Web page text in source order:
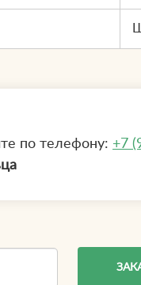
по телефону: +7